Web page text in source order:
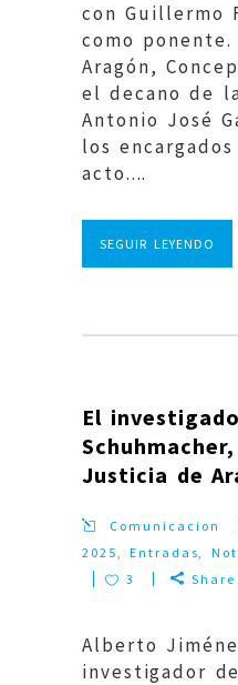
con Guillermo
como
Aragón,
el decano de
Antonio José
los
acto....
SEGUIR LEYENDO
El
Justicia de
Comunicacion
2025,Entradas,
3
Share
Alberto
investigador